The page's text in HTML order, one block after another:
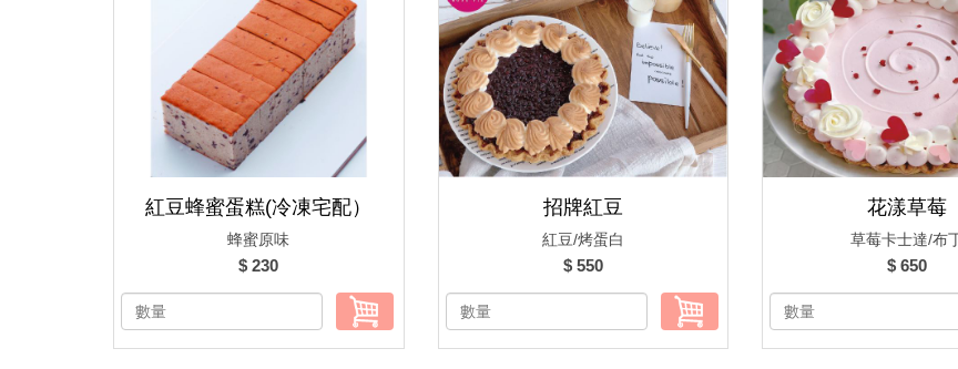
紅豆蜂蜜蛋糕(冷凍宅配）
蜂蜜原味
$ 230
招牌紅豆
紅豆/烤蛋白
$ 550
花漾草莓
草莓卡士達/布
$ 650